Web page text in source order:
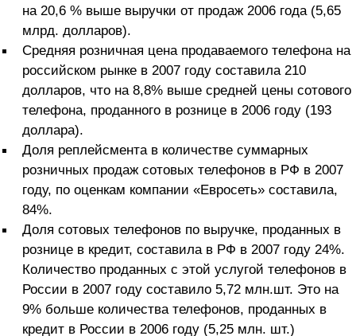
на 20,6 % выше выручки от продаж 2006 года (5,65
млрд. долларов).
Средняя розничная цена продаваемого телефона на
российском рынке в 2007 году составила 210
долларов, что на 8,8% выше средней цены сотового
телефона, проданного в рознице в 2006 году (193
доллара).
Доля реплейсмента в количестве суммарных
розничных продаж сотовых телефонов в РФ в 2007
году, по оценкам компании «Евросеть» составила,
84%.
Доля сотовых телефонов по выручке, проданных в
рознице в кредит, составила в РФ в 2007 году 24%.
Количество проданных с этой услугой телефонов в
России в 2007 году составило 5,72 млн.шт. Это на
9% больше количества телефонов, проданных в
кредит в России в 2006 году (5,25 млн. шт.)